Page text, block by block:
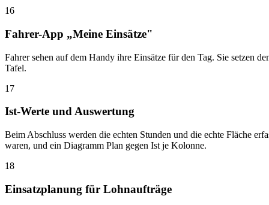
16
Fahrer-App „Meine Einsätze"
Fahrer sehen auf dem Handy ihre Einsätze für den Tag. Sie setzen
Tafel.
17
Ist-Werte und Auswertung
Beim Abschluss werden die echten Stunden und die echte Fläche
waren, und ein Diagramm Plan gegen Ist je Kolonne.
18
Einsatzplanung für Lohnaufträge